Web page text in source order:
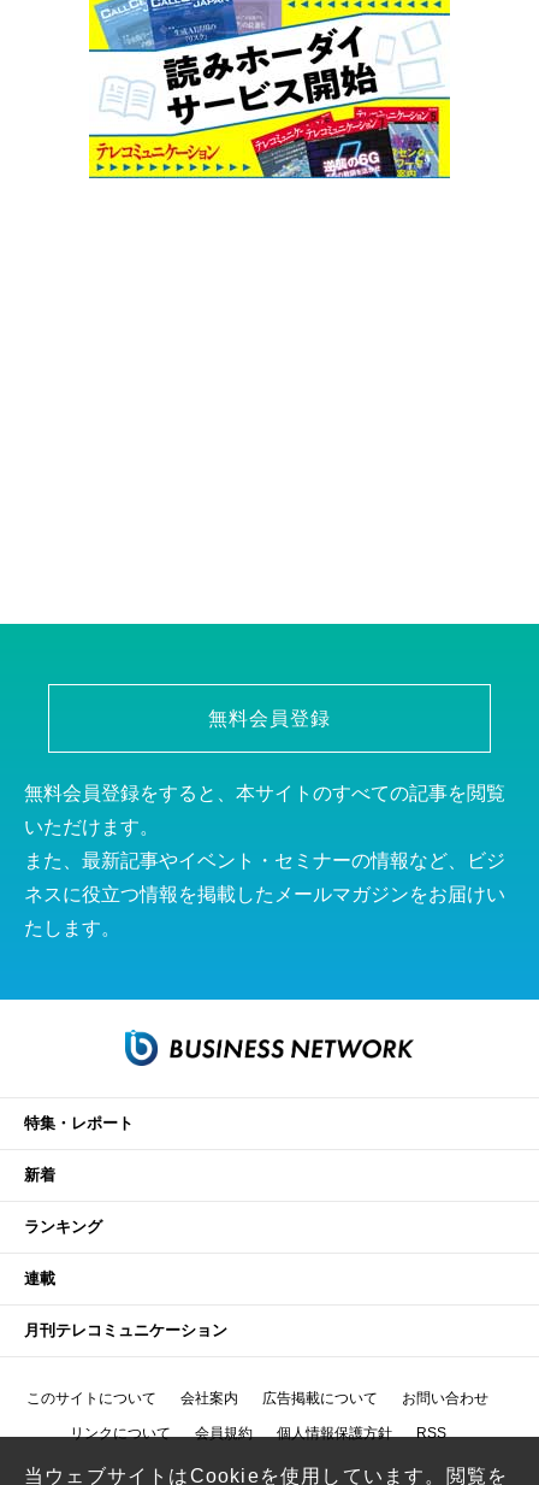
無料会員登録
無料会員登録をすると、本サイトのすべての記事を閲覧
いただけます。
また、最新記事やイベント・セミナーの情報など、ビジ
ネスに役立つ情報を掲載したメールマガジンをお届けい
たします。
特集・レポート
新着
ランキング
連載
月刊テレコミュニケーション
このサイトについて 会社案内 広告掲載について お問い合わせ
リンクについて 会員規約 個人情報保護方針 RSS
当ウェブサイトはCookieを使用しています。閲覧を